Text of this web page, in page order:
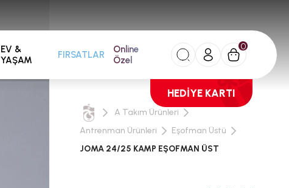
EV &
YAŞAM
FIRSATLAR
Online
Özel
0
HEDİYE KARTI
A Takım Ürünleri
Antrenman Ürünleri
Eşofman Üstü
JOMA 24/25 KAMP EŞOFMAN ÜST